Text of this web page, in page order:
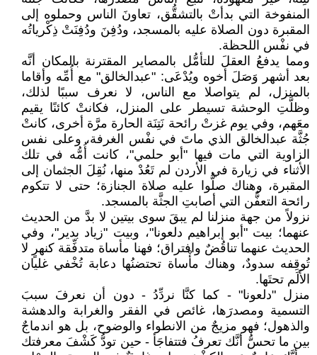
المنفوخة التي بدأتْ بالتشقُّق، تعاونَ الناس وحملوه إلى
المقبرة دون الصلاة عليه بالمسجد، ودُفِنَ ودُفِنَتْ ذِكْرياتُه
في نفْس اللحظة.
ومما يدفعُ العقلَ للتأمُّل بالمصاير المقترنة بالمكان أنَّه
بعد أشهر وَصَلَ أخوه ويُدْعَى: "عبدالخالق" مع أُمِّه وأقاما
بالمنزل، لم يتواصلا مع الناس، لا نعرف سببًا لذلك،
وظلَّتِ الوحشة تسيطر على المنزل، فكانتْ كائنًا يقيم
معَهم، وفي يوم غزتْ رائحة نَتِنَة الحارة مرَّة أخرى، كانتْ
جُثَّة عبدالخالق الذي ماتَ في نفْس الغرفة، وعلى نفس
الزاوية التي مات فيها "أبو حلمي"، كانت أُمُّه في تلك
الأثناء في زيارة في الأردن لم تَعُدْ منها، نُقِلَ الجثمان إلى
المقبرة، وهناك صلُّوا عليه صلاة الجنازة؛ حتى لا تتكوم
رائحة التعفُّن التي أصابتِ الجثَّة بالمسجد.
نزولاً من جهة منزلنا لم يبقَ سوى بيتين لا بدَّ من الحديث
عنهما؛ بيت "أبو إبراهيم دلعونا"، وبيت "زياد بدير"، وفي
الحديث عنهما تناقُضٌ وافتراق؛ فهنا مأساة متدفِّقة كنهرٍ لا
تُوقِفه سدودٌ، وهناك مأْساة تحتضنُها دعابة تُخْفي غليان
الأَلَم تحتَها.
منزل "دلعونا" - كما كنَّا نردِّدُ - دون أن نعرفَ سببَ
التسمية ومصدرَها، غائص في الفقر والغرابة والدهشة
والذهول؛ فهو مزيجٌ من الانطواء والوضوح، بل هو اندماجٌ
بين ما تحسُّ أنَّك تعرفُ فتتفاجَأ - حين تودُّ كَشْفَ معرفتك